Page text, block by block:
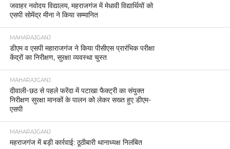
जवाहर नवोदय विद्यालय, महराजगंज में मेधावी विद्यार्थियों को
एसपी सोमेंद्र मीना ने किया सम्मानित
MAHARAJGANJ
डीएम व एसपी महाराजगंज ने किया पीसीएस प्रारंभिक परीक्षा
केंद्रों का निरीक्षण, सुरक्षा व्यवस्था चुस्त
MAHARAJGANJ
दीवाली-छठ से पहले फरेंदा में पटाखा फैक्ट्री का संयुक्त
निरीक्षण सुरक्षा मानकों के पालन को लेकर सख्त हुए डीएम-
एसपी
MAHARAJGANJ
महराजगंज में बड़ी कार्रवाई: ठूठीबारी थानाध्यक्ष निलंबित